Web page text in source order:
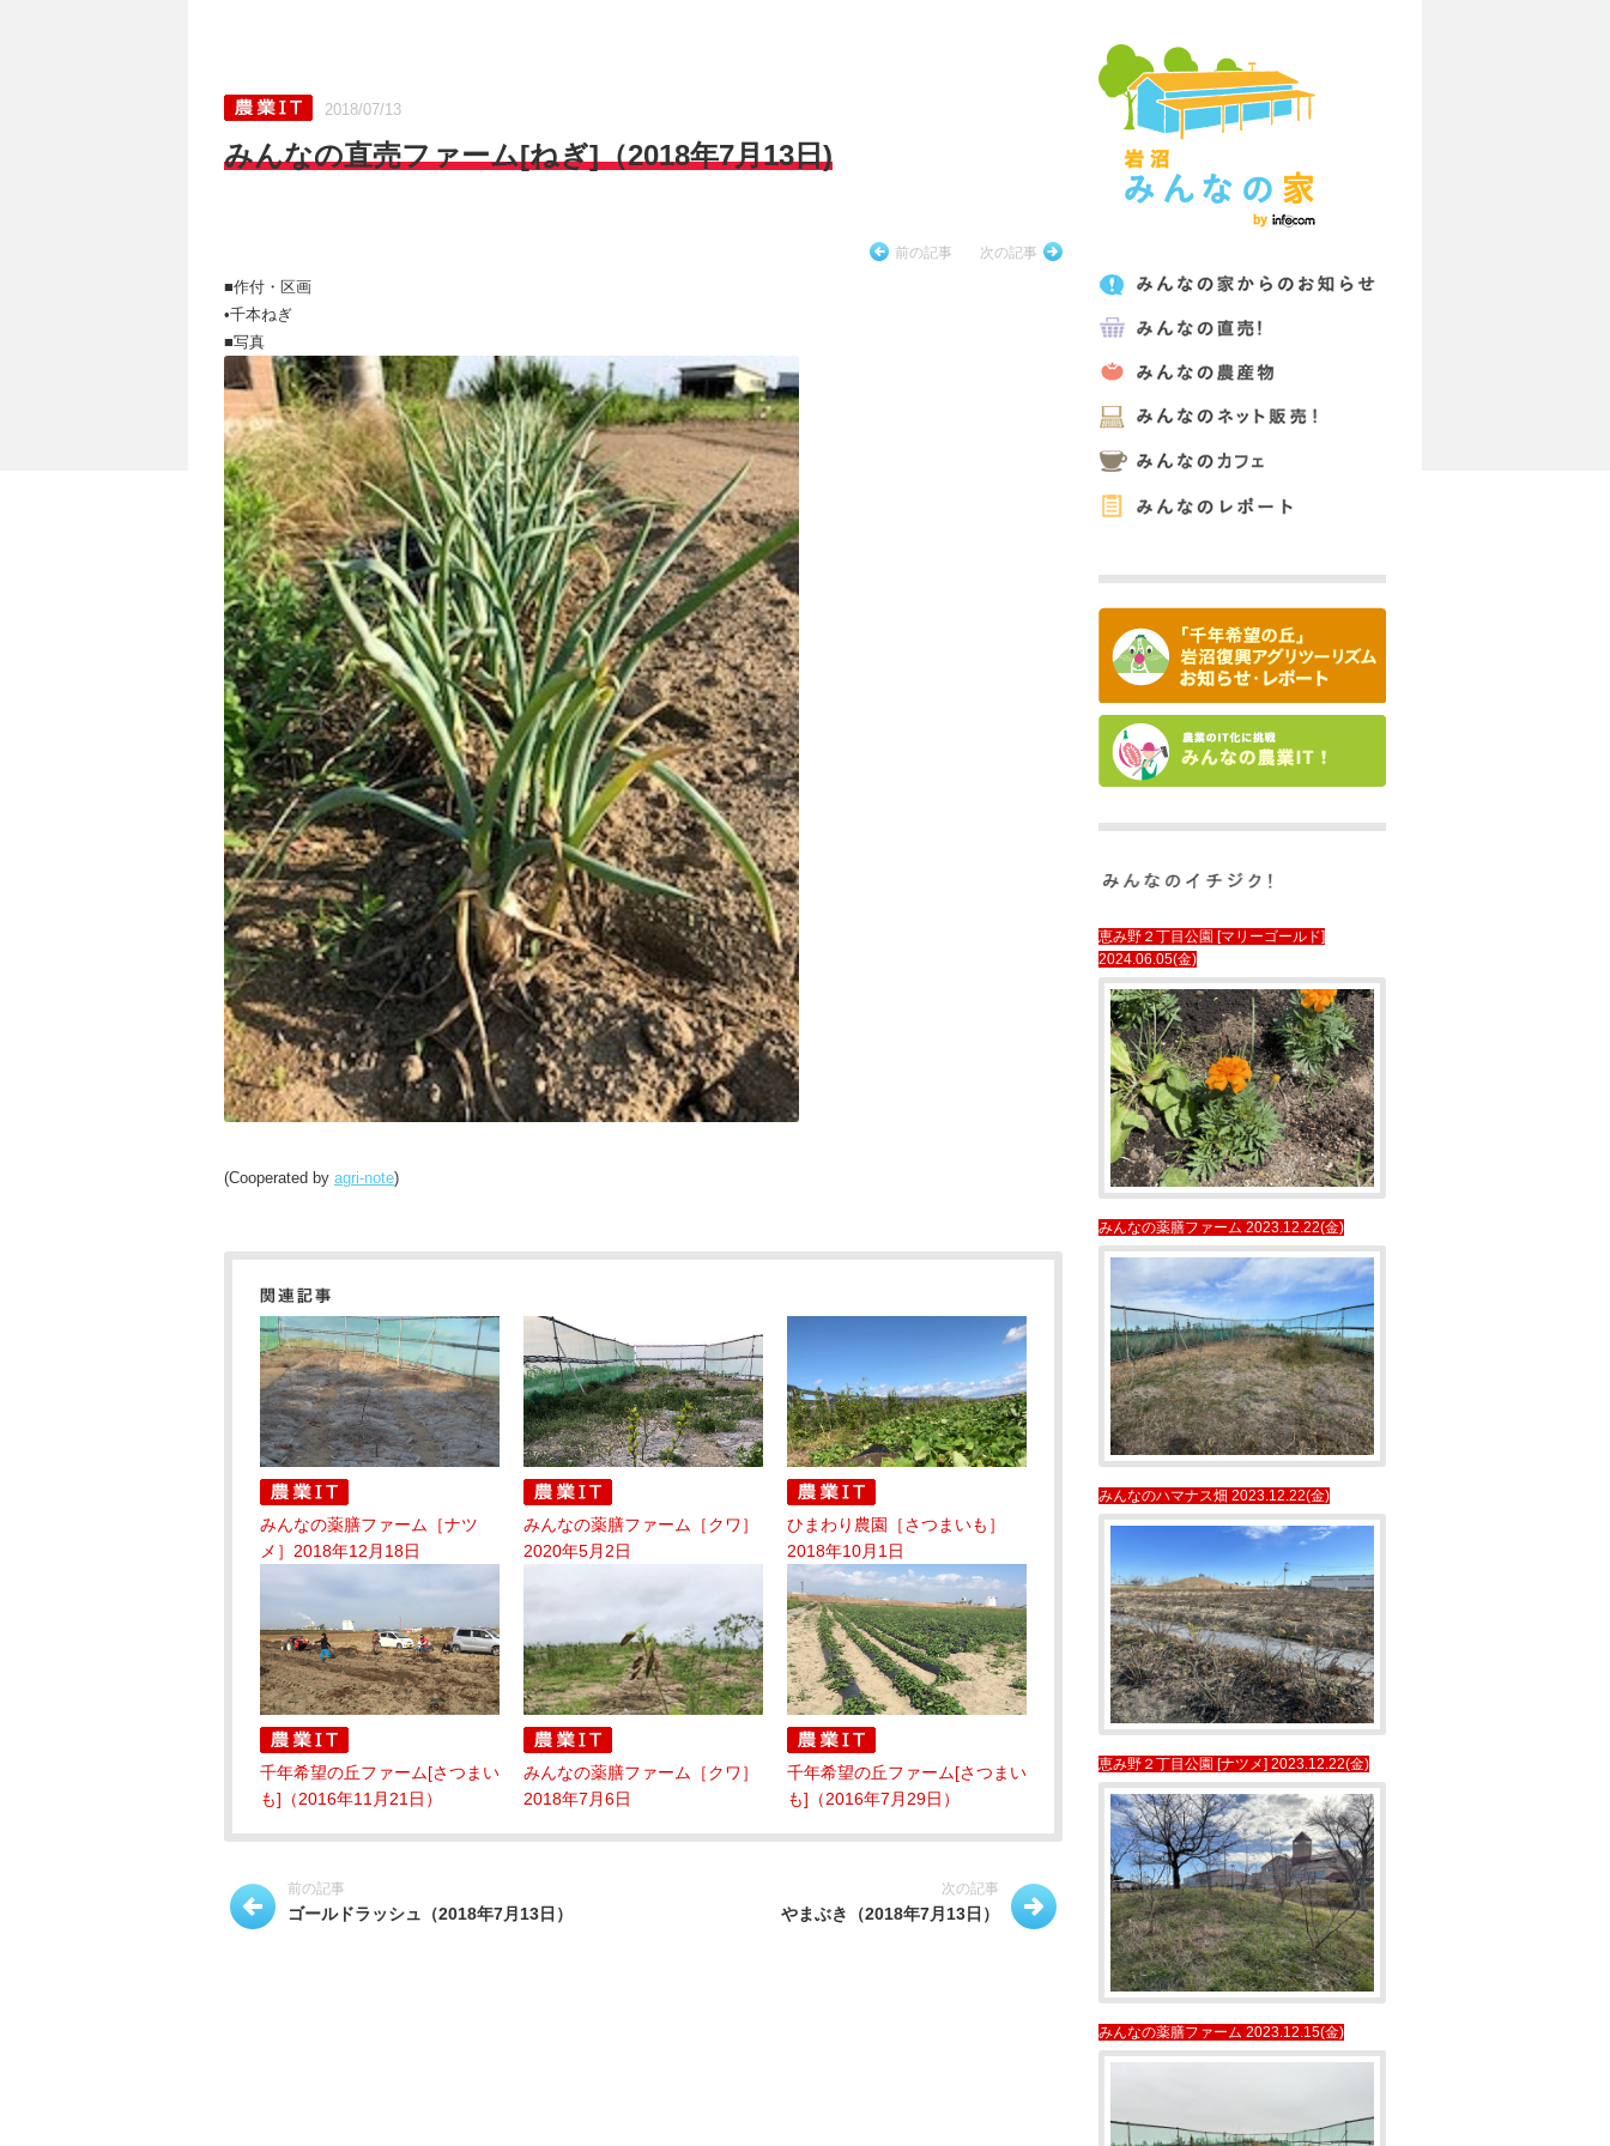
2018/07/13
みんなの直売ファーム[ねぎ]（2018年7月13日)
前の記事 次の記事
■作付・区画
•千本ねぎ
■写真
(Cooperated by agri-note)
みんなの薬膳ファーム［ナツ
メ］2018年12月18日
みんなの薬膳ファーム［クワ］
2020年5月2日
ひまわり農園［さつまいも］
2018年10月1日
千年希望の丘ファーム[さつまい
も]（2016年11月21日）
みんなの薬膳ファーム［クワ］
2018年7月6日
千年希望の丘ファーム[さつまい
も]（2016年7月29日）
前の記事
ゴールドラッシュ（2018年7月13日）
次の記事
やまぶき（2018年7月13日）
恵み野２丁目公園 [マリーゴールド]
2024.06.05(金)
みんなの薬膳ファーム 2023.12.22(金)
みんなのハマナス畑 2023.12.22(金)
恵み野２丁目公園 [ナツメ] 2023.12.22(金)
みんなの薬膳ファーム 2023.12.15(金)